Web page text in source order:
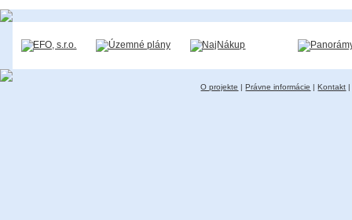
O projekte |Právne informácie |Kontakt